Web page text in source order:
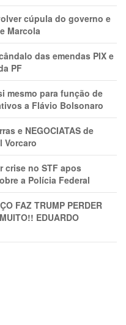
cúpula do governo e
Marcola
das emendas PIX e
PF
mesmo para função de
a Flávio Bolsonaro
e NEGOCIATAS de
Vorcaro
crise no STF apos
a Polícia Federal
FAZ TRUMP PERDER
EDUARDO